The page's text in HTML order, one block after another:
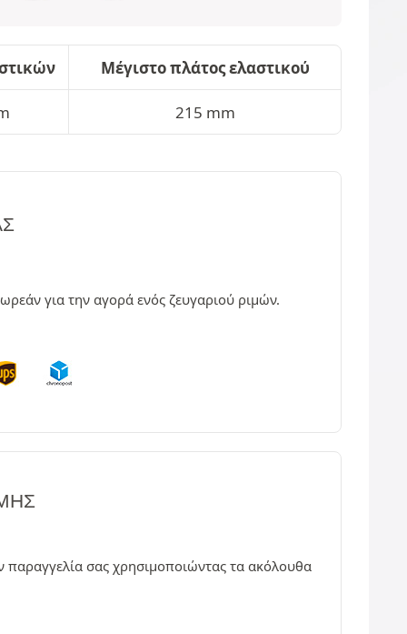
Μέγιστο πλάτος ελαστικού
215 mm
για την αγορά ενός ζευγαριού ριμών.
σας χρησιμοποιώντας τα ακόλουθα